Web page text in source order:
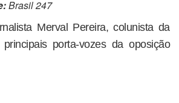
Brasil 247
Merval Pereira, colunista da
porta-vozes da oposição